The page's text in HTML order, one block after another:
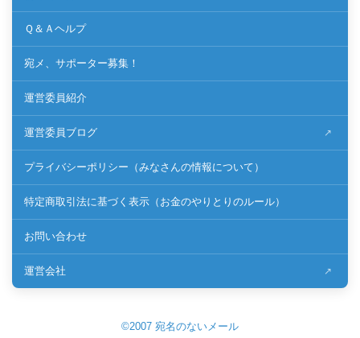
Ｑ＆Ａヘルプ
宛メ、サポーター募集！
運営委員紹介
運営委員ブログ
プライバシーポリシー（みなさんの情報について）
特定商取引法に基づく表示（お金のやりとりのルール）
お問い合わせ
運営会社
©2007 宛名のないメール